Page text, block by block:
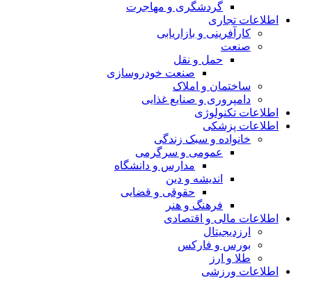
گردشگری و مهاجرت
اطلاعات تجاری
کارآفرینی و بازاریابی
صنعت
حمل و نقل
صنعت خودروسازی
ساختمان و املاک
دامپروری و صنایع غذایی
اطلاعات تکنولوژی
اطلاعات پزشکی
خانواده و سبک زندگی
عمومی و سرگرمی
مدارس و دانشگاه
اندیشه و دین
حقوقی و قضایی
فرهنگ و هنر
اطلاعات مالی و اقتصادی
ارزدیجیتال
بورس و فارکس
طلا و ارز
اطلاعات ورزشی